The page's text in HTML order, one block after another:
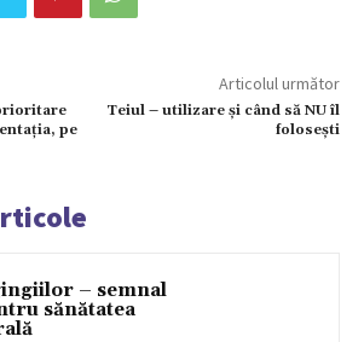
pe
Articolul următor
Teiul – utilizare și când să NU îl
folosești
– semnal
sănătatea